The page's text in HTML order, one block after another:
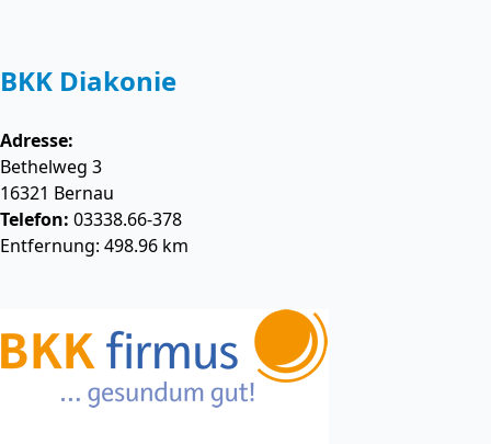
BKK Diakonie
Adresse:
Bethelweg 3
16321 Bernau
Telefon: 03338.66-378
Entfernung: 498.96 km